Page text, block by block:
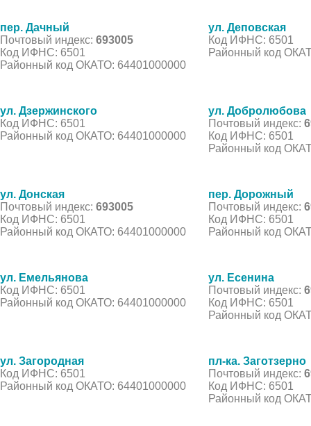
пер. Дачный
Почтовый индекс: 693005
Код ИФНС: 6501
Районный код ОКАТО: 64401000000
ул. Деповская
Код ИФНС: 6501
Районный код
ул. Дзержинского
Код ИФНС: 6501
Районный код ОКАТО: 64401000000
ул. Добролюбова
Почтовый индекс:
Код ИФНС: 6501
Районный код
ул. Донская
Почтовый индекс: 693005
Код ИФНС: 6501
Районный код ОКАТО: 64401000000
пер. Дорожный
Почтовый индекс:
Код ИФНС: 6501
Районный код
ул. Емельянова
Код ИФНС: 6501
Районный код ОКАТО: 64401000000
ул. Есенина
Почтовый индекс:
Код ИФНС: 6501
Районный код
ул. Загородная
Код ИФНС: 6501
Районный код ОКАТО: 64401000000
пл-ка. Заготзерно
Почтовый индекс:
Код ИФНС: 6501
Районный код